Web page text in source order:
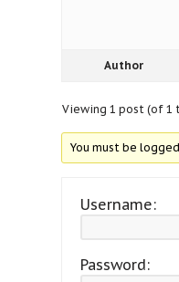
Author
Viewing 1 post (of 1
You must be
Username:
Password: